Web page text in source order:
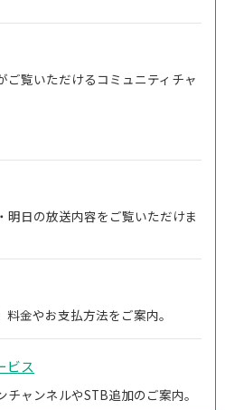
ご覧いただけるコミュニティチャ
明日の放送内容をご覧いただけま
金やお支払方法をご案内。
ビス
ャンネルやSTB追加のご案内。